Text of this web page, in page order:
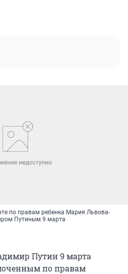
по правам ребенка Мария Львова-
Путиным 9 марта
Путин 9 марта
по правам